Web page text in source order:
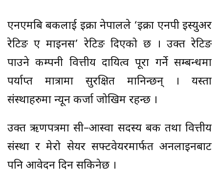
एनएमबि बैंकलाई इक्रा नेपालले ‘इक्रा एनपी इस्युअर
रेटिङ ए माइनस’ रेटिङ दिएको छ । उक्त रेटिङ
पाउने कम्पनी वित्तीय दायित्व पूरा गर्ने सम्बन्धमा
पर्याप्त मात्रामा सुरक्षित मानिन्छन् । यस्ता
संस्थाहरुमा न्यून कर्जा जोखिम रहन्छ ।
उक्त ऋणपत्रमा सी–आस्वा सदस्य बैंक तथा वित्तीय
संस्था र मेरो सेयर सफ्टवेयरमार्फत अनलाइनबाट
पनि आवेदन दिन सकिनेछ ।